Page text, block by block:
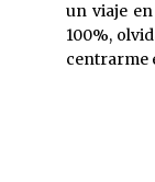
un viaje
100%,
centrarme